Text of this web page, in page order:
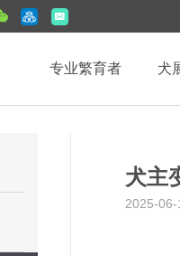
专业繁育者 犬
犬主
2025-